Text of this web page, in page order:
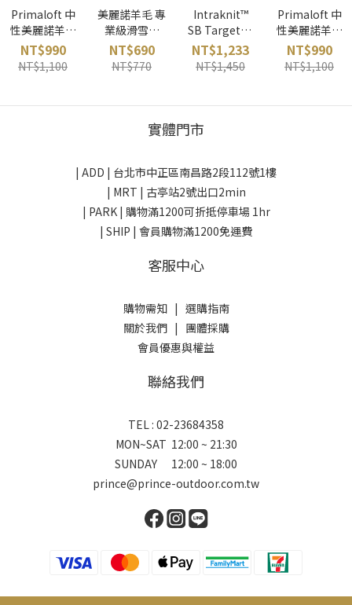
Primaloft 中
性美麗諾羊毛
滑雪襪 (黑/藍)
mico 義大利
NT$990
NT$1,100
美麗諾羊毛 專
業級滑雪襪
(雪地貼紙)
ULLR 台灣
NT$690
NT$770
Intraknit™
SB Targeted
女款單板滑雪
襪 (中性灰)
smartwool
NT$1,233
NT$1,450
Primaloft 中
性美麗諾羊毛
滑雪襪 (黑/灰)
mico 義大利
NT$990
NT$1,100
實體門市
| ADD | 台北市中正區南昌路2段112號1樓
| MRT | 古亭站2號出口2min
| PARK | 購物滿1200可折抵停車場 1hr
| SHIP | 會員購物滿1200免運費
客服中心
購物需知| 選購指南
關於我們| 團體採購
會員優惠與權益
聯絡我們
TEL : 02-23684358
MON~SAT 12:00 ~ 21:30
SUNDAY 12:00 ~ 18:00
prince@prince-outdoor.com.tw